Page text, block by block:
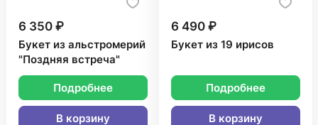
6 350 ₽
Букет из альстромерий
"Поздняя встреча"
Подробнее
В корзину
6 490 ₽
Букет из 19 ирисов
Подробнее
В корзину